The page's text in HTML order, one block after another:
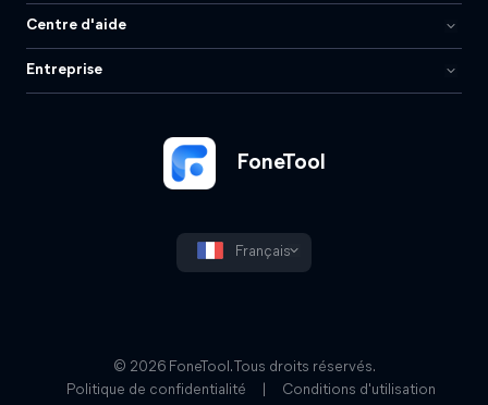
FoneTool
Français
Centre d'aide
Entreprise
© 2026 FoneTool. Tous droits réservés.
Politique de confidentialité
Conditions d'utilisation